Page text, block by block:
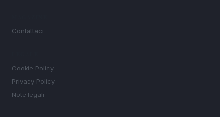
Contattaci
Cookie Policy
Privacy Policy
Note legali